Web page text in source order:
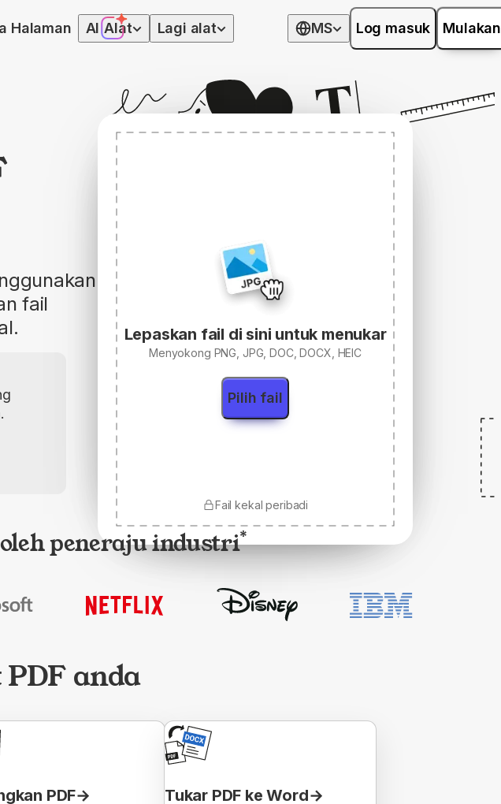
Halaman AI Alat Lagi alat MS Log masuk Mulakan
fail
Lepaskan fail di sini untuk menukar
Menyokong PNG, JPG, DOC, DOCX, HEIC
Pilih fail
Fail kekal peribadi
peneraju industri*
anda
PDF Tukar PDF ke Word